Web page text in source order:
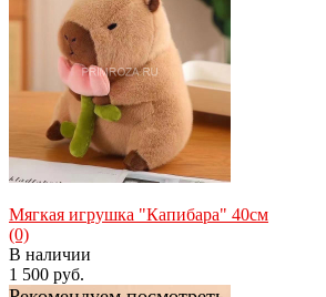
Мягкая игрушка "Капибара" 40см
(0)
В наличии
1 500 руб.